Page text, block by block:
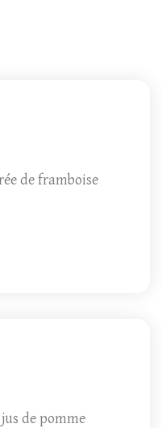
de framboise
de pomme